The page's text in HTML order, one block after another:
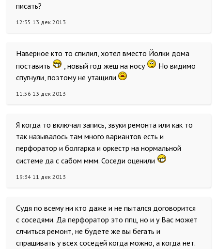
писать?
12:35 13 дек 2013
Наверное кто то спилил, хотел вместо Йолки дома
поставить
, новый год жеш на носу
Но видимо
спугнули, поэтому не утащили
11:56 13 дек 2013
Я когда то включал запись, звуки ремонта или как то
так называлось там много вариантов есть и
перфоратор и болгарка и оркестр на нормальной
системе да с сабом ммм. Соседи оценили
19:34 11 дек 2013
Судя по всему ни кто даже и не пытался договорится
с соседями. Да перфоратор это ппц, но и у Вас может
слчиться ремонт, не будете же вы бегать и
спрашивать у всех соседей когда можно, а когда нет.